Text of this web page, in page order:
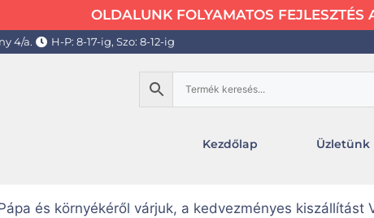
OLDALUNK FOLYAMATOS FEJLESZTÉS
4/a. H-P: 8-17-ig, Szo: 8-12-ig
Kezdőlap Üzletünk
és környékéről várjuk, a kedvezményes